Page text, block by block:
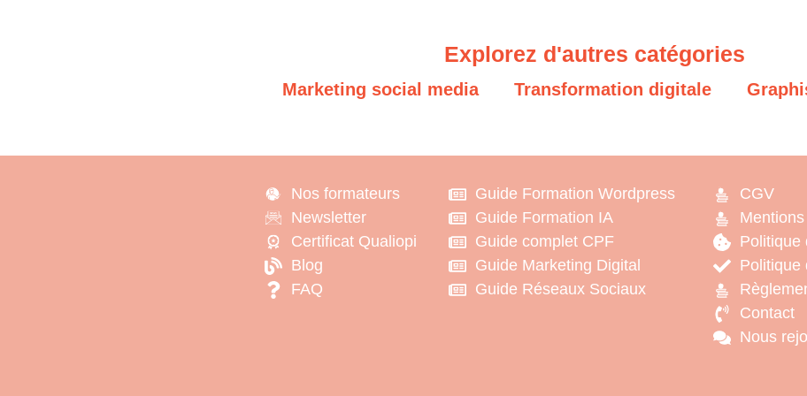
Explorez d'autres catégories
Marketing social media Transformation digitale
Nos formateurs
Newsletter
Certificat Qualiopi
Blog
FAQ
Guide Formation Wordpress
Guide Formation IA
Guide complet CPF
Guide Marketing Digital
Guide Réseaux Sociaux
CGV
Politique
Politique
Contact
Nous